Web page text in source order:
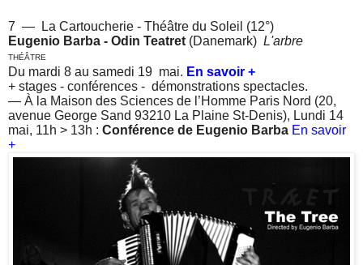
7 — La Cartoucherie - Théâtre du Soleil (12°)
Eugenio Barba - Odin Teatret (Danemark) L'arbre
THÉÂTRE
Du mardi 8 au samedi 19 mai. En savoir +
+ stages - conférences - démonstrations spectacles.
— À la Maison des Sciences de l’Homme Paris Nord (20,
avenue George Sand 93210 La Plaine St-Denis), Lundi 14
mai, 11h > 13h : Conférence de Eugenio Barba En savoir
+